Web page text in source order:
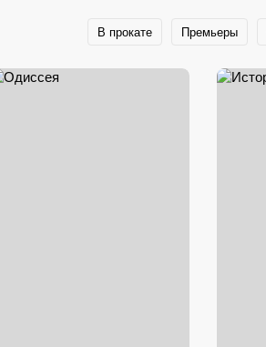
В прокате Премьеры